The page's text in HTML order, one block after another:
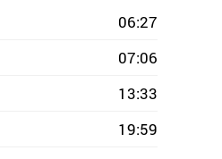
06:27
07:06
13:33
19:59